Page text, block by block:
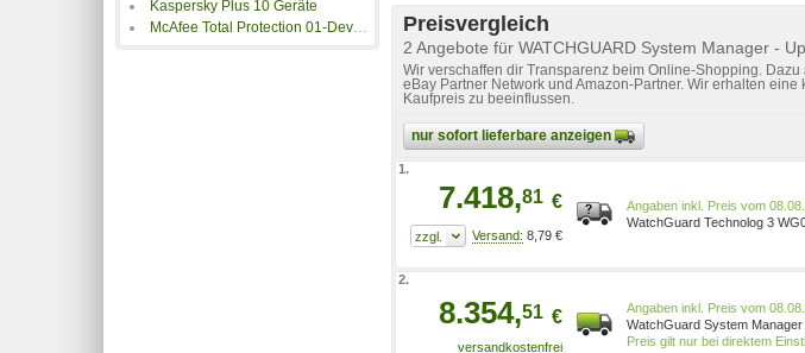
Kaspersky Plus 10 Geräte
McAfee Total Protection 01-Device Code in a Box - Firewall/Security
Preisvergleich
2 Angebote für WATCHGUARD System Manager -
Wir verschaffen dir Transparenz beim Online-Shopping.
eBay Partner Network und Amazon-Partner. Wir erhalten
Kaufpreis zu beeinflussen.
nur sofort lieferbare anzeigen
1.
7.418,81 €
8,79 €
Preis vom
WatchGuard Technolog 3
2.
8.354,51 €
Preis vom
WatchGuard System
Geräte - Win - für Firebox X
Preis gilt nur bei direktem